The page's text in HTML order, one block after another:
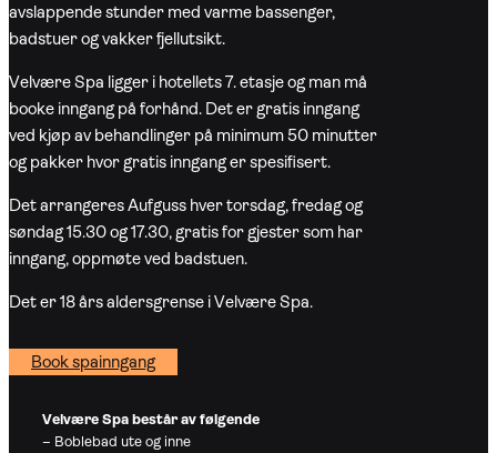
avslappende stunder med varme bassenger,
badstuer og vakker fjellutsikt.
Velvære Spa ligger i hotellets 7. etasje og man må
booke inngang på forhånd. Det er gratis inngang
ved kjøp av behandlinger på minimum 50 minutter
og pakker hvor gratis inngang er spesifisert.
Det arrangeres Aufguss hver torsdag, fredag og
søndag 15.30 og 17.30, gratis for gjester som har
inngang, oppmøte ved badstuen.
Det er 18 års aldersgrense i Velvære Spa.
Book spainngang
Velvære Spa består av følgende
– Boblebad ute og inne